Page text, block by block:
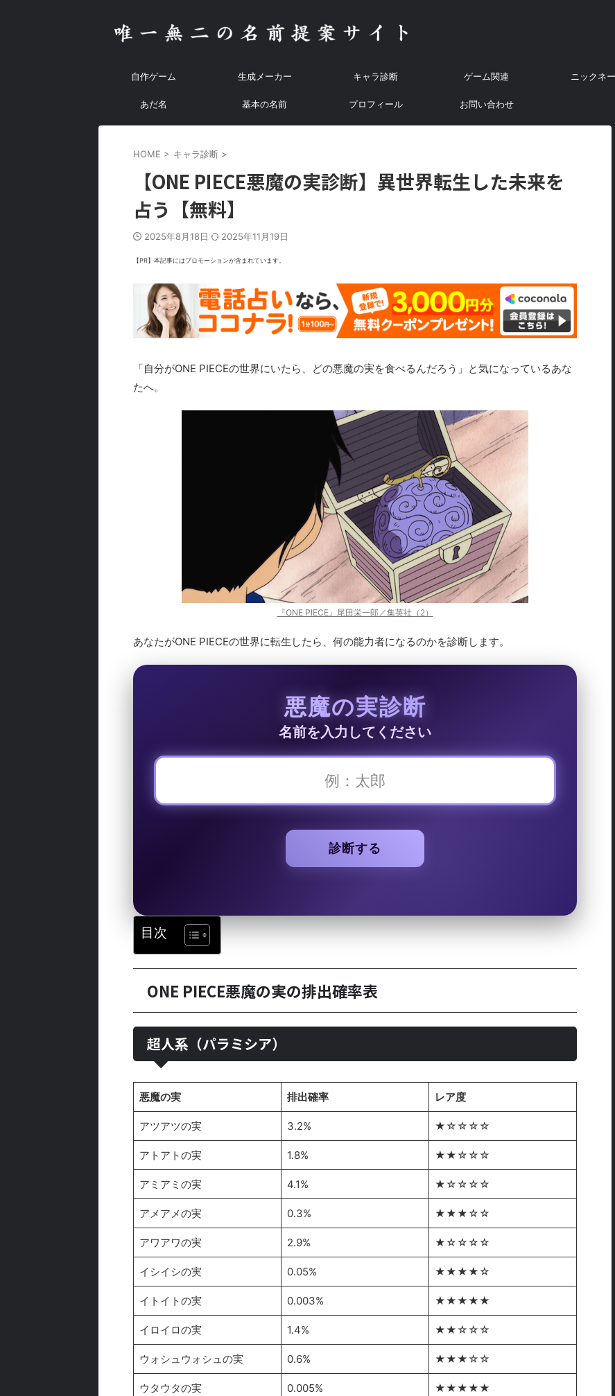
自作ゲーム 生成メーカー キャラ診断 ゲーム関連 ニックネ
あだ名 基本の名前 プロフィール お問い合わせ
HOME > キャラ診断 >
【ONE PIECE悪魔の実診断】異世界転生した未来を
占う【無料】
2025年8月18日 2025年11月19日
【PR】本記事にはプロモーションが含まれています。
「自分がONE PIECEの世界にいたら、どの悪魔の実を食べるんだろう」と気になっているあな
たへ。
『ONE PIECE』尾田栄一郎／集英社（2）
あなたがONE PIECEの世界に転生したら、何の能力者になるのかを診断します。
悪魔の実診断
名前を入力してください
診断する
目次
ONE PIECE悪魔の実の排出確率表
超人系（パラミシア）
悪魔の実 排出確率 レア度
アツアツの実 3.2% ★☆☆☆☆
アトアトの実 1.8% ★★☆☆☆
アミアミの実 4.1% ★☆☆☆☆
アメアメの実 0.3% ★★★☆☆
アワアワの実 2.9% ★☆☆☆☆
イシイシの実 0.05% ★★★★☆
イトイトの実 0.003% ★★★★★
イロイロの実 1.4% ★★☆☆☆
ウォシュウォシュの実 0.6% ★★★☆☆
ウタウタの実 0.005% ★★★★★